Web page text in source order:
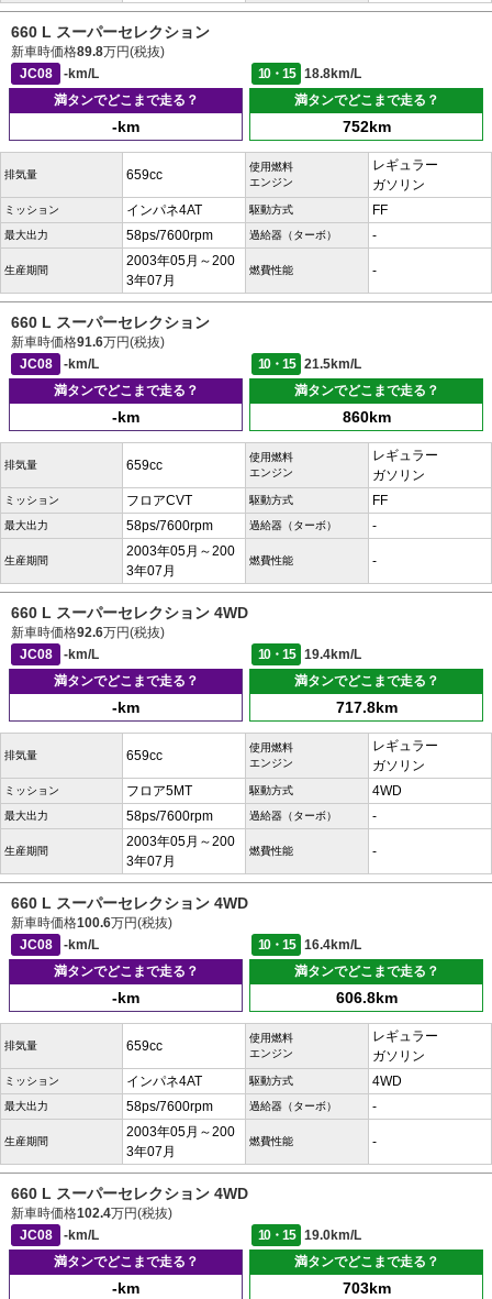
660 L スーパーセレクション
新車時価格89.8万円(税抜)
JC08
-km/L 10・15
18.8km/L
満タンでどこまで走る？
-km
満タンでどこまで走る？
752km
排気量 659cc
使用燃料
エンジン
レギュラー
ガソリン
ミッション インパネ4AT 駆動方式 FF
最大出力 58ps/7600rpm 過給器（ターボ） -
生産期間
2003年05月～200
3年07月
燃費性能 -
660 L スーパーセレクション
新車時価格91.6万円(税抜)
JC08
-km/L 10・15
21.5km/L
満タンでどこまで走る？
-km
満タンでどこまで走る？
860km
排気量 659cc
使用燃料
エンジン
レギュラー
ガソリン
ミッション フロアCVT 駆動方式 FF
最大出力 58ps/7600rpm 過給器（ターボ） -
生産期間
2003年05月～200
3年07月
燃費性能 -
660 L スーパーセレクション 4WD
新車時価格92.6万円(税抜)
JC08
-km/L 10・15
19.4km/L
満タンでどこまで走る？
-km
満タンでどこまで走る？
717.8km
排気量 659cc
使用燃料
エンジン
レギュラー
ガソリン
ミッション フロア5MT 駆動方式 4WD
最大出力 58ps/7600rpm 過給器（ターボ） -
生産期間
2003年05月～200
3年07月
燃費性能 -
660 L スーパーセレクション 4WD
新車時価格100.6万円(税抜)
JC08
-km/L 10・15
16.4km/L
満タンでどこまで走る？
-km
満タンでどこまで走る？
606.8km
排気量 659cc
使用燃料
エンジン
レギュラー
ガソリン
ミッション インパネ4AT 駆動方式 4WD
最大出力 58ps/7600rpm 過給器（ターボ） -
生産期間
2003年05月～200
3年07月
燃費性能 -
660 L スーパーセレクション 4WD
新車時価格102.4万円(税抜)
JC08
-km/L 10・15
19.0km/L
満タンでどこまで走る？
-km
満タンでどこまで走る？
703km